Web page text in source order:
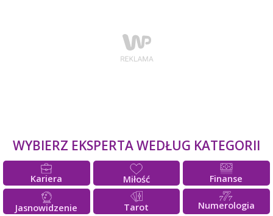
WYBIERZ EKSPERTA WEDŁUG KATEGORII
Kariera Miłość Finanse
Jasnowidzenie Tarot Numerologia